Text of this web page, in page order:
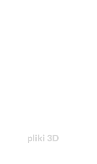
pliki 3D